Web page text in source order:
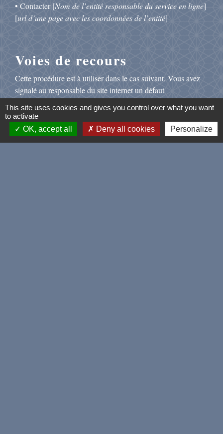
• Contacter [Nom de l’entité responsable du service en ligne]
[url d’une page avec les coordonnées de l’entité]
Voies de recours
Cette procédure est à utiliser dans le cas suivant. Vous avez
signalé au responsable du site internet un défaut
un des services du portail et vous n’avez pas obtenu de
réponse satisfaisante.
• Écrire un message au Défenseur des droits
This site uses cookies and gives you control over what you want
to activate
OK, accept all
Deny all cookies Personalize